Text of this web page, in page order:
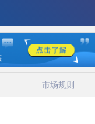
市场规则